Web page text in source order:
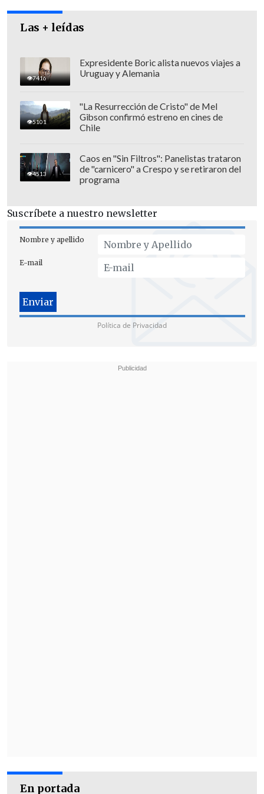
informaron que los heridos están siendo
atendidos por efectivos sanitarios y
Leganés, localidad ubicada a unos 20
kilómetros al sur de la capital española.
La detonación se produjo en el momento
Policía y de la Policía Local de Leganés
mantenían un dispositivo para detener a
se refugiaron en un edificio de este
municipio madrileño en una operación
supuestamente relacionada con los
atentados del 11 de marzo, que dejaron 191
tanto el inmueble donde se refugiaron
Las + leídas
7416
Expresidente Boric alista nuevos viajes a
Uruguay y Alemania
5101
"La Resurrección de Cristo" de Mel
Gibson confirmó estreno en cines de
Chile
4513
Caos en "Sin Filtros": Panelistas trataron
de "carnicero" a Crespo y se retiraron del
programa
Suscríbete a nuestro newsletter
Nombre y apellido
E-mail
Política de Privacidad
En portada